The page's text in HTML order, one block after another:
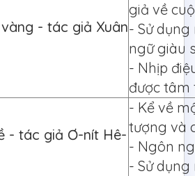
- tác giả Xuân
giả về
- Sử
ngữ giàu
- Nhịp
được tâm
- tác giả Ơ-nít Hê-
- Kể về
tượng và
- Ngôn
- Sử